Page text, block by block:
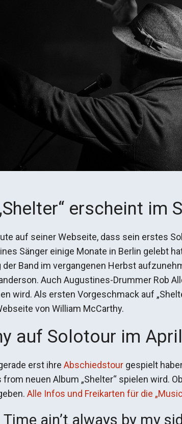
erscheint im
auf seiner Webseite, dass sein erstes
Sänger einige Monate in Berlin gelebt
Band im vergangenen Herbst
Auch Augustines-Drummer Rob
wird. Als ersten Vorgeschmack auf
von William McCarthy.
auf Solotour im April
erst ihre Abschiedstour gespielt
neuen Album „Shelter“ spielen wird.
Alle Infos und Freikarten für die
ain’t always by my